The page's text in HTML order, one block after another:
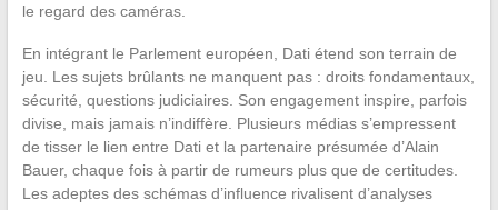
le regard des caméras.
En intégrant le Parlement européen, Dati étend son terrain de
jeu. Les sujets brûlants ne manquent pas : droits fondamentaux,
sécurité, questions judiciaires. Son engagement inspire, parfois
divise, mais jamais n’indiffère. Plusieurs médias s’empressent
de tisser le lien entre Dati et la partenaire présumée d’Alain
Bauer, chaque fois à partir de rumeurs plus que de certitudes.
Les adeptes des schémas d’influence rivalisent d’analyses